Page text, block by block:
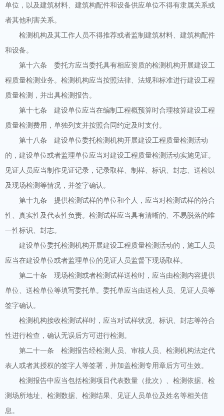
单位，以及建筑材料、建筑构配件和设备供应单位不得有隶属关系或
者其他利害关系。
检测机构及其工作人员不得推荐或者监制建筑材料、建筑构配件
和设备。
第十六条 委托方应当委托具有相应资质的检测机构开展建设工
程质量检测业务。检测机构应当按照法律、法规和标准进行建设工程
质量检测，并出具检测报告。
第十七条 建设单位应当在编制工程概预算时合理核算建设工程
质量检测费用，单独列支并按照合同约定及时支付。
第十八条 建设单位委托检测机构开展建设工程质量检测活动
的，建设单位或者监理单位应当对建设工程质量检测活动实施见证。
见证人员应当制作见证记录，记录取样、制样、标识、封志、送检以
及现场检测等情况，并签字确认。
第十九条 提供检测试样的单位和个人，应当对检测试样的符合
性、真实性及代表性负责。检测试样应当具有清晰的、不易脱落的唯
一性标识、封志。
建设单位委托检测机构开展建设工程质量检测活动的，施工人员
应当在建设单位或者监理单位的见证人员监督下现场取样。
第二十条 现场检测或者检测试样送检时，应当由检测内容提供
单位、送检单位等填写委托单。委托单应当由送检人员、见证人员等
签字确认。
检测机构接收检测试样时，应当对试样状况、标识、封志等符合
性进行检查，确认无误后方可进行检测。
第二十一条 检测报告经检测人员、审核人员、检测机构法定代
表人或者其授权的签字人等签署，并加盖检测专用章后方可生效。
检测报告中应当包括检测项目代表数量（批次）、检测依据、检
测场所地址、检测数据、检测结果、见证人员单位及姓名等相关信
息。